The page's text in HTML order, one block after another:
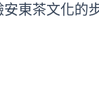
東茶文化的